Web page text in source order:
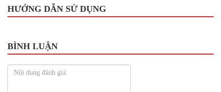
HƯỚNG DẪN SỬ DỤNG
BÌNH LUẬN